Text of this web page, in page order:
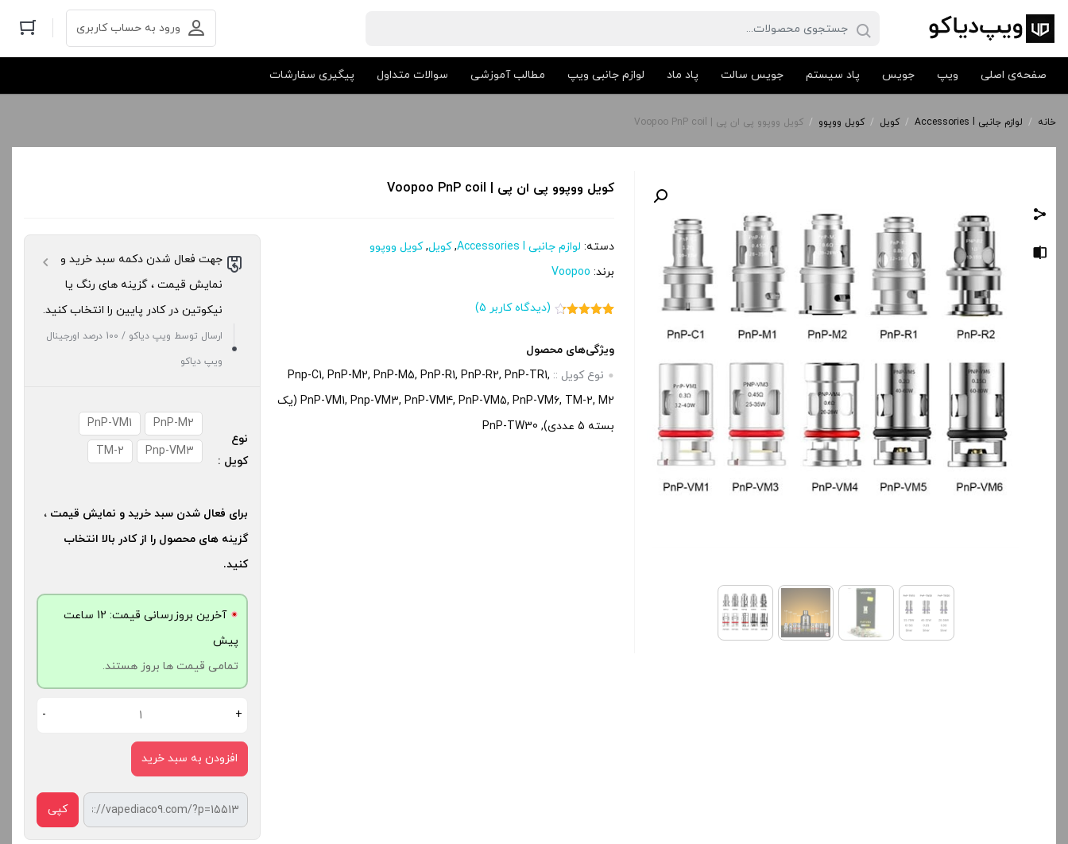
ورود به حساب کاربری
صفحه‌ی اصلی ویپ جویس پاد سیستم جویس سالت پاد ماد لوازم جانبی ویپ مطالب آموزشی سوالات متداول پیگیری سفارشات
خانه / لوازم جانبی Accessories l / کویل / کویل ووپوو / کویل ووپوو پی ان پی | Voopoo PnP coil
کویل ووپوو پی ان پی | Voopoo PnP coil
دسته: لوازم جانبی Accessories l ,کویل,کویل ووپوو
برند: Voopoo
مشتری
(دیدگاه کاربر 5
)
ویژگی‌های محصول
نوع کویل :: Pnp-C1, PnP-M2, PnP-M5, PnP-R1, PnP-R2, PnP-TR1,
PnP-VM1, Pnp-VM3, PnP-VM4, PnP-VM5, PnP-VM6, TM-2, M2 (یک
بسته 5 عددی), PnP-TW30
جهت فعال شدن دکمه سبد خرید و
نمایش قیمت ، گزینه های رنگ یا
نیکوتین در کادر پایین را انتخاب کنید.
ارسال توسط ویپ دیاکو / 100 درصد اورجینال
ویپ دیاکو
نوع
کویل :
PnP-M2
PnP-VM1
Pnp-VM3
TM-2
برای فعال شدن سبد خرید و نمایش قیمت ،
گزینه های محصول را از کادر بالا انتخاب
کنید.
آخرین بروزرسانی قیمت: 12 ساعت
پیش
تمامی قیمت ها بروز هستند.
- +
افزودن به سبد خرید
کپی